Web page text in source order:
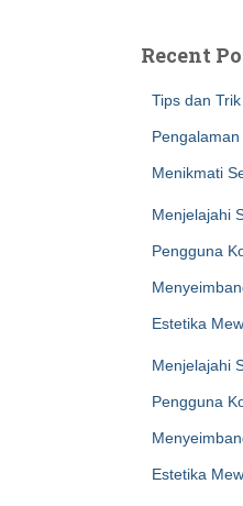
Recent
Tips dan
Menikmati
Menjelajahi
Pengguna
Estetika
Menjelajahi
Pengguna
Estetika